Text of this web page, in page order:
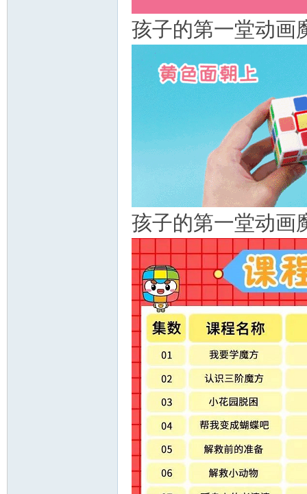
孩子的第一堂动画
孩子的第一堂动画